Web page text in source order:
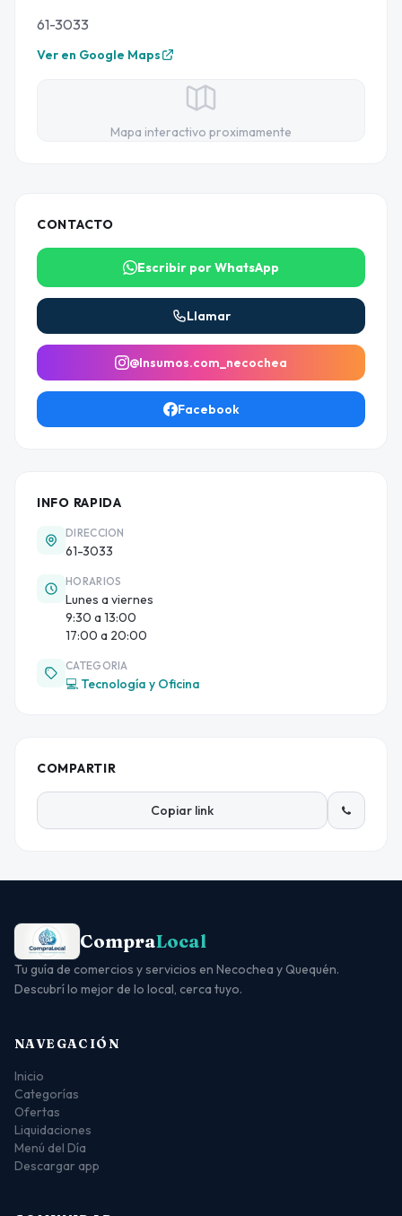
61-3033
Ver en Google Maps
Mapa interactivo proximamente
CONTACTO
Escribir por WhatsApp
Llamar
@Insumos.com_necochea
Facebook
INFO RAPIDA
DIRECCION
61-3033
HORARIOS
Lunes a viernes
9:30 a 13:00
17:00 a 20:00
CATEGORIA
💻 Tecnología y Oficina
COMPARTIR
Copiar link
CompraLocal
Tu guía de comercios y servicios en Necochea y Quequén.
Descubrí lo mejor de lo local, cerca tuyo.
NAVEGACIÓN
Inicio
Categorías
Ofertas
Liquidaciones
Menú del Día
Descargar app